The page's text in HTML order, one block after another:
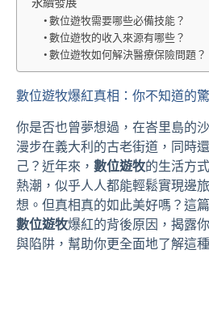
數位遊牧需要哪些必備技能？
數位遊牧的收入來源有哪些？
數位遊牧如何解決醫療保險問題？
數位遊牧爆紅真相：你不知道的驚
你是否也曾夢想過，在峇里島的
漫步在義大利的古老街道，同時
己？近年來， 數位遊牧的生活方
熱潮，似乎人人都能輕鬆實現邊
想。但真相真的如此美好嗎？這
數位遊牧爆紅的背後原因，揭露
與陷阱，幫助你更全面地了解這